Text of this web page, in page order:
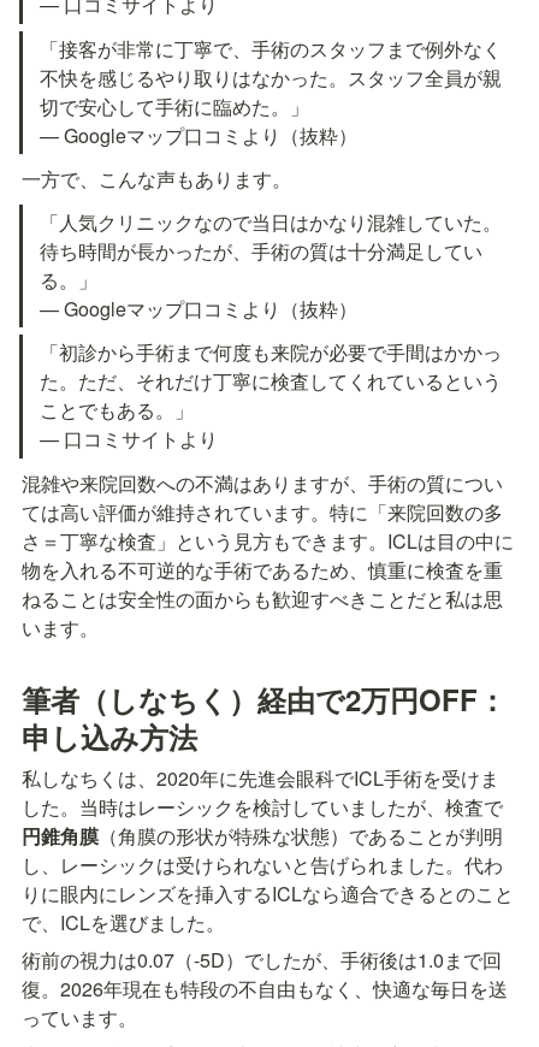
「接客が非常に丁寧で、手術のスタッフまで例外なく
不快を感じるやり取りはなかった。スタッフ全員が親
切で安心して手術に臨めた。」
— Googleマップ口コミより（抜粋）
一方で、こんな声もあります。
「人気クリニックなので当日はかなり混雑していた。
待ち時間が長かったが、手術の質は十分満足してい
る。」
— Googleマップ口コミより（抜粋）
「初診から手術まで何度も来院が必要で手間はかかっ
た。ただ、それだけ丁寧に検査してくれているという
ことでもある。」
— 口コミサイトより
混雑や来院回数への不満はありますが、手術の質につい
ては高い評価が維持されています。特に「来院回数の多
さ＝丁寧な検査」という見方もできます。ICLは目の中に
物を入れる不可逆的な手術であるため、慎重に検査を重
ねることは安全性の面からも歓迎すべきことだと私は思
います。
筆者（しなちく）経由で2万円OFF：
申し込み方法
私しなちくは、2020年に先進会眼科でICL手術を受けま
した。当時はレーシックを検討していましたが、検査で
円錐角膜 （角膜の形状が特殊な状態）であることが判明
し、レーシックは受けられないと告げられました。代わ
りに眼内にレンズを挿入するICLなら適合できるとのこと
で、ICLを選びました。
術前の視力は0.07（-5D）でしたが、手術後は1.0まで回
復。2026年現在も特段の不自由もなく、快適な毎日を送
っています。